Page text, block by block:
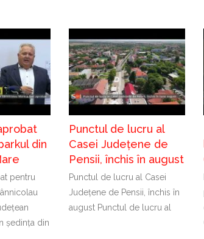
din
pentru
ședința din
Punctul de lucru al
Casei Județene de
Pensii, închis în august
Punctul de lucru al Casei
Județene de Pensii, închis în
august Punctul de lucru al